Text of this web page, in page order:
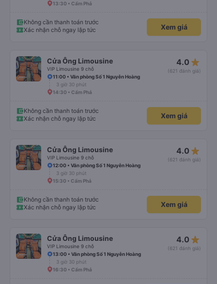
13:30 • Cẩm Phả
Không cần thanh toán trước
Xác nhận chỗ ngay lập tức
Xem giá
Cửa Ông Limousine
VIP Limousine 9 chỗ
4.0 star_rate
(621 đánh giá)
11:00 • Văn phòng Số 1 Nguyễn Hoàng
3 giờ 30 phút
14:30 • Cẩm Phả
Không cần thanh toán trước
Xác nhận chỗ ngay lập tức
Xem giá
Cửa Ông Limousine
VIP Limousine 9 chỗ
4.0 star_rate
(621 đánh giá)
12:00 • Văn phòng Số 1 Nguyễn Hoàng
3 giờ 30 phút
15:30 • Cẩm Phả
Không cần thanh toán trước
Xác nhận chỗ ngay lập tức
Xem giá
Cửa Ông Limousine
VIP Limousine 9 chỗ
4.0 star_rate
(621 đánh giá)
13:00 • Văn phòng Số 1 Nguyễn Hoàng
3 giờ 30 phút
16:30 • Cẩm Phả